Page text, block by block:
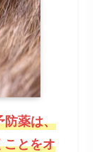
防薬は、
ことをオ